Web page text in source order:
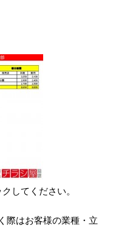
してください。
際はお客様の業種・立